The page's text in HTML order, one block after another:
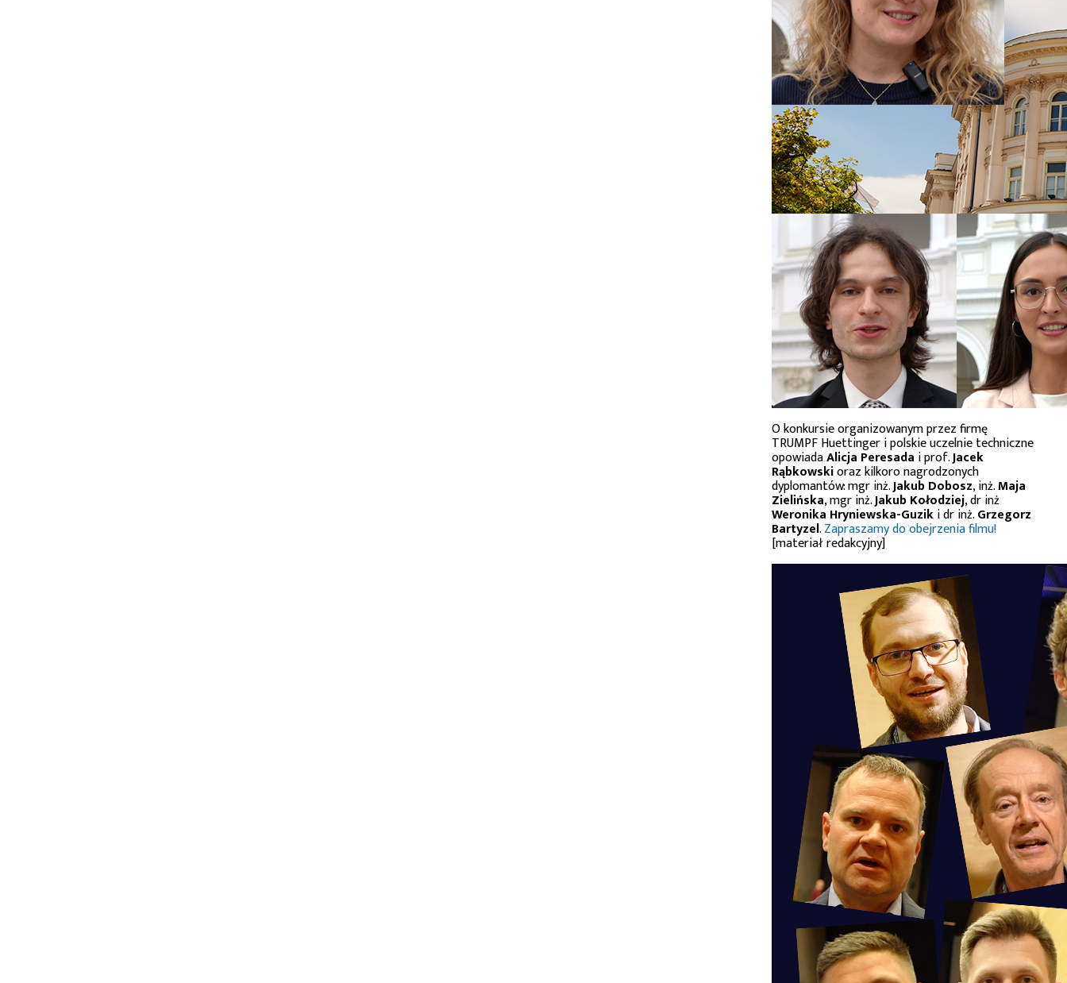
O konkursie organizowanym przez firmę
TRUMPF Huettinger i polskie uczelnie techniczne
opowiadaAlicja Peresada i prof.Jacek
Rąbkowskioraz kilkoro nagrodzonych
dyplomantów: mgr inż.Jakub Dobosz, inż.Maja
Zielińska, mgr inż.Jakub Kołodziej, dr inż
Weronika Hryniewska-Guziki dr inż.Grzegorz
Bartyzel.Zapraszamy do obejrzenia filmu!
[materiał redakcyjny]